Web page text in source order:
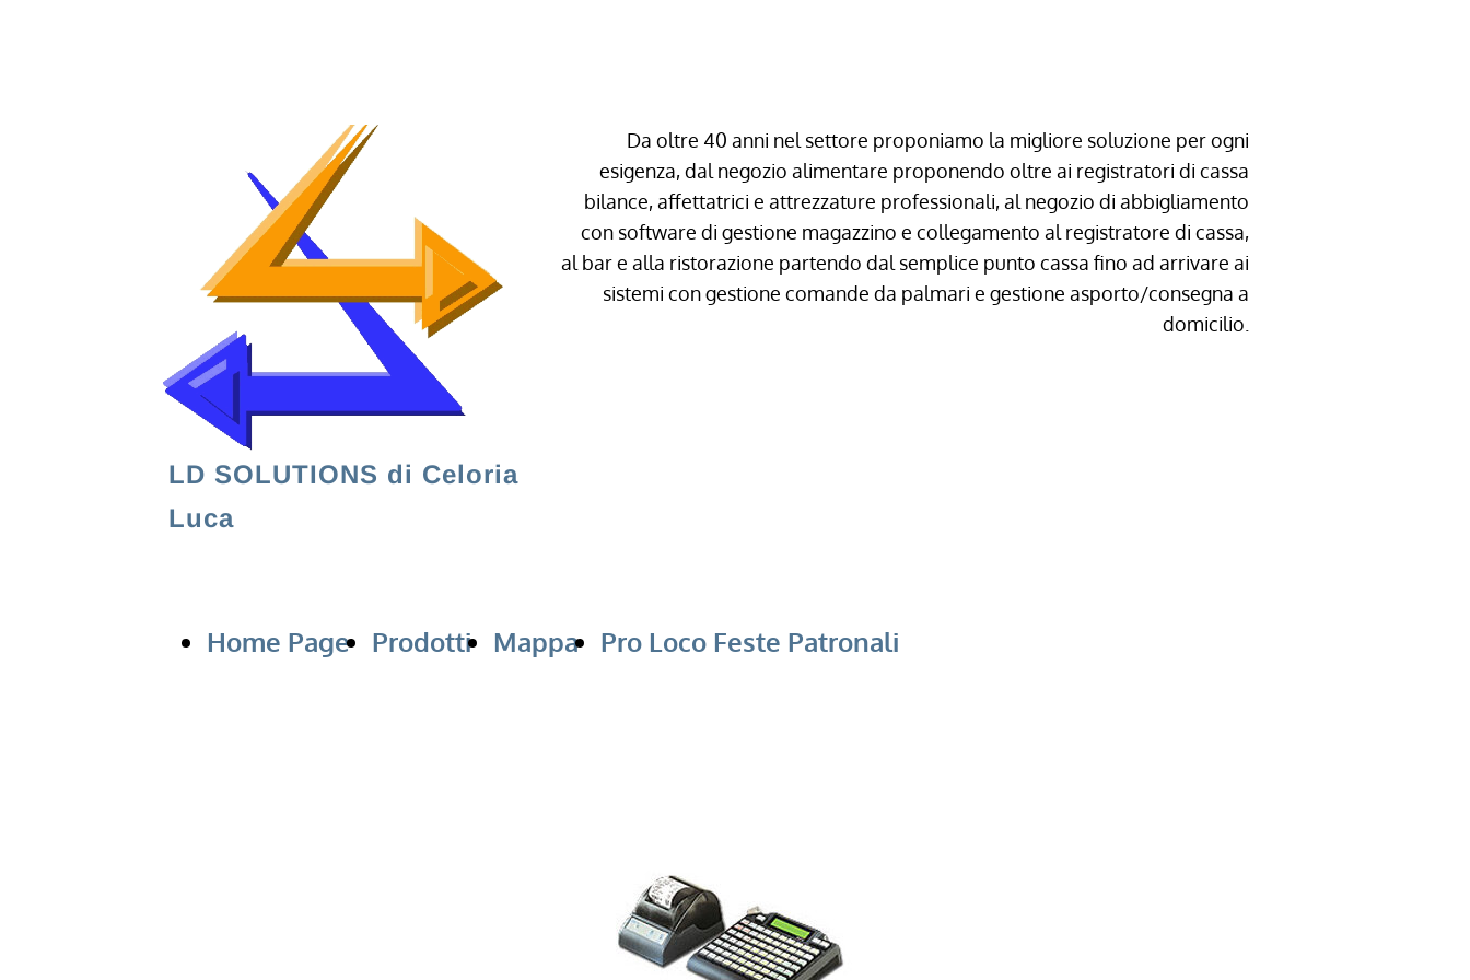
Da oltre 40 anni nel settore proponiamo la migliore soluzione per ogni
esigenza, dal negozio alimentare proponendo oltre ai registratori di cassa
bilance, affettatrici e attrezzature professionali, al negozio di abbigliamento
con software di gestione magazzino e collegamento al registratore di cassa,
al bar e alla ristorazione partendo dal semplice punto cassa fino ad arrivare ai
sistemi con gestione comande da palmari e gestione asporto/consegna a
domicilio.
LD SOLUTIONS di Celoria
Luca
Home Page Prodotti Mappa Pro Loco Feste Patronali